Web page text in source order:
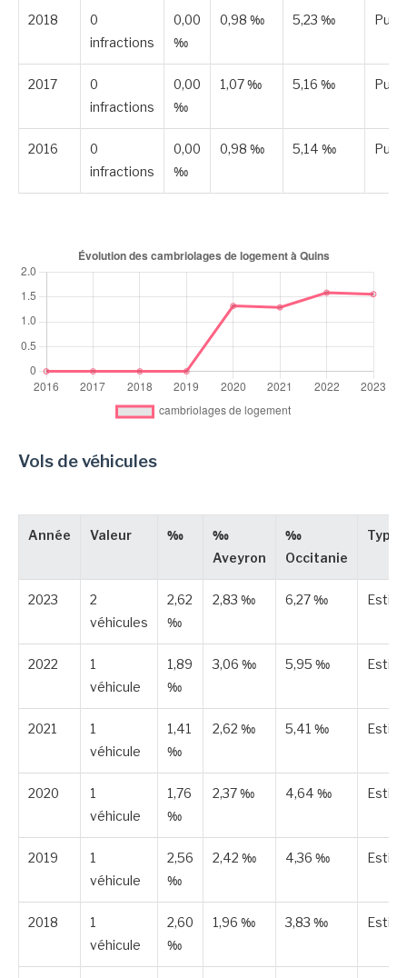
2018
0
infractions
0,00
‰
0,98 ‰ 5,23 ‰
2017
0
infractions
0,00
‰
1,07 ‰ 5,16 ‰
2016
0
infractions
0,00
‰
0,98 ‰ 5,14 ‰
Vols de véhicules
Année Valeur ‰
‰
Aveyron
‰
Occitanie
Type
2023
2
véhicules
2,62
‰
2,83 ‰ 6,27 ‰
2022
1
véhicule
1,89
‰
3,06 ‰ 5,95 ‰
2021
1
véhicule
1,41
‰
2,62 ‰ 5,41 ‰
2020
1
véhicule
1,76
‰
2,37 ‰ 4,64 ‰
2019
1
véhicule
2,56
‰
2,42 ‰ 4,36 ‰
2018
1
véhicule
2,60
‰
1,96 ‰ 3,83 ‰